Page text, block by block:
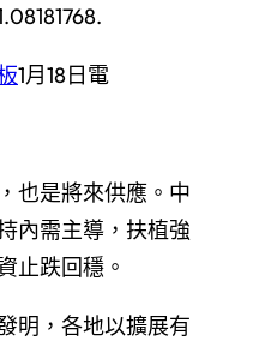
1月18日電
也是將來供應。中
內需主導，扶植強
止跌回穩。
明，各地以擴展有